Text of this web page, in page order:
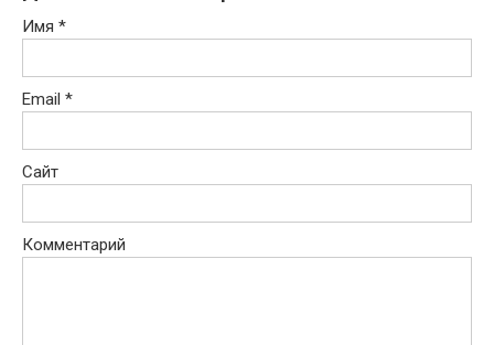
Имя *
Email *
Сайт
Комментарий